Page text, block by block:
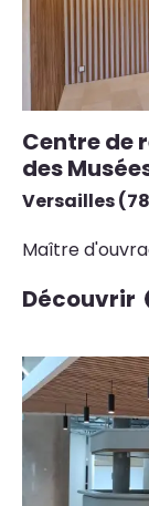
Centre de
des
Versailles
Maître
Découvrir